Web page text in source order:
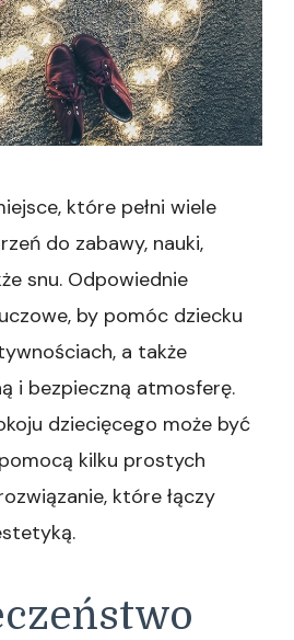
które pełni wiele
do zabawy, nauki,
snu. Odpowiednie
by pomóc dziecku
a także
i bezpieczną atmosferę.
dziecięcego może być
kilku prostych
które łączy